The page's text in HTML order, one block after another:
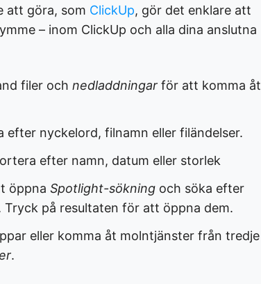
att göra, som ClickUp, gör det enklare att
– inom ClickUp och alla dina anslutna
filer och nedladdningar för att komma åt
nyckelord, filnamn eller filändelser.
efter namn, datum eller storlek
öppna Spotlight-sökning och söka efter
på resultaten för att öppna dem.
eller komma åt molntjänster från tredje
.